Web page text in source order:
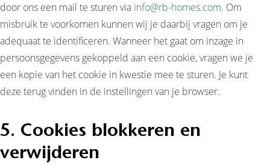
door ons een mail te sturen via info@rb-homes.com. Om
misbruik te voorkomen kunnen wij je daarbij vragen om je
adequaat te identificeren. Wanneer het gaat om inzage in
persoonsgegevens gekoppeld aan een cookie, vragen we je
een kopie van het cookie in kwestie mee te sturen. Je kunt
deze terug vinden in de instellingen van je browser.
5. Cookies blokkeren en
verwijderen